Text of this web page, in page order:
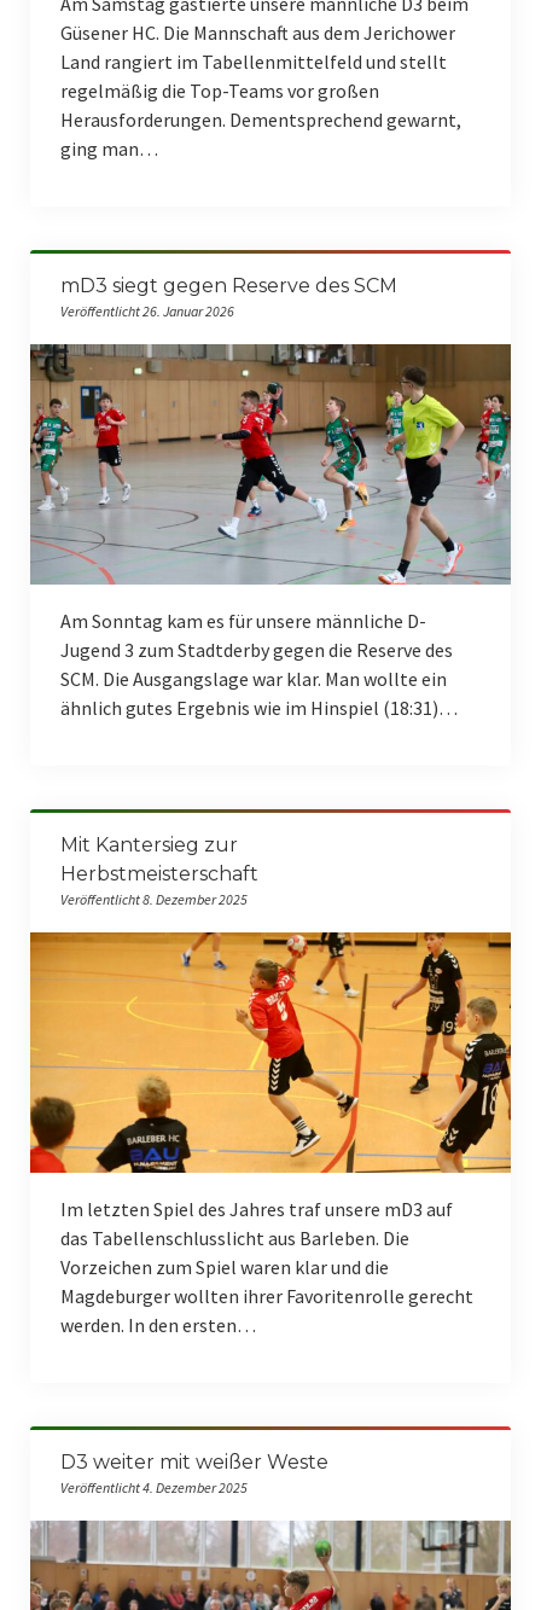
Güsener HC. Die Mannschaft aus dem Jerichower
Land rangiert im Tabellenmittelfeld und stellt
regelmäßig die Top-Teams vor großen
Herausforderungen. Dementsprechend gewarnt,
ging man…
mD3 siegt gegen Reserve des SCM
Veröffentlicht 26. Januar 2026
Am Sonntag kam es für unsere männliche D-
Jugend 3 zum Stadtderby gegen die Reserve des
SCM. Die Ausgangslage war klar. Man wollte ein
ähnlich gutes Ergebnis wie im Hinspiel (18:31)…
Mit Kantersieg zur
Herbstmeisterschaft
Veröffentlicht 8. Dezember 2025
Im letzten Spiel des Jahres traf unsere mD3 auf
das Tabellenschlusslicht aus Barleben. Die
Vorzeichen zum Spiel waren klar und die
Magdeburger wollten ihrer Favoritenrolle gerecht
werden. In den ersten…
D3 weiter mit weißer Weste
Veröffentlicht 4. Dezember 2025